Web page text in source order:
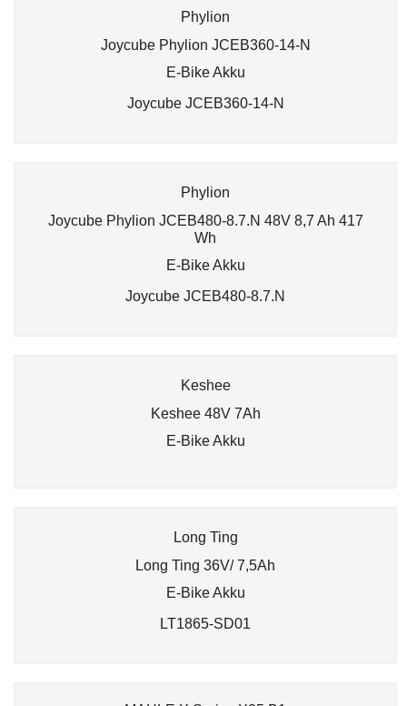
Phylion
Joycube Phylion JCEB360-14-N
E-Bike Akku
Joycube JCEB360-14-N
Phylion
Joycube Phylion JCEB480-8.7.N 48V 8,7 Ah 417
Wh
E-Bike Akku
Joycube JCEB480-8.7.N
Keshee
Keshee 48V 7Ah
E-Bike Akku
Long Ting
Long Ting 36V/ 7,5Ah
E-Bike Akku
LT1865-SD01